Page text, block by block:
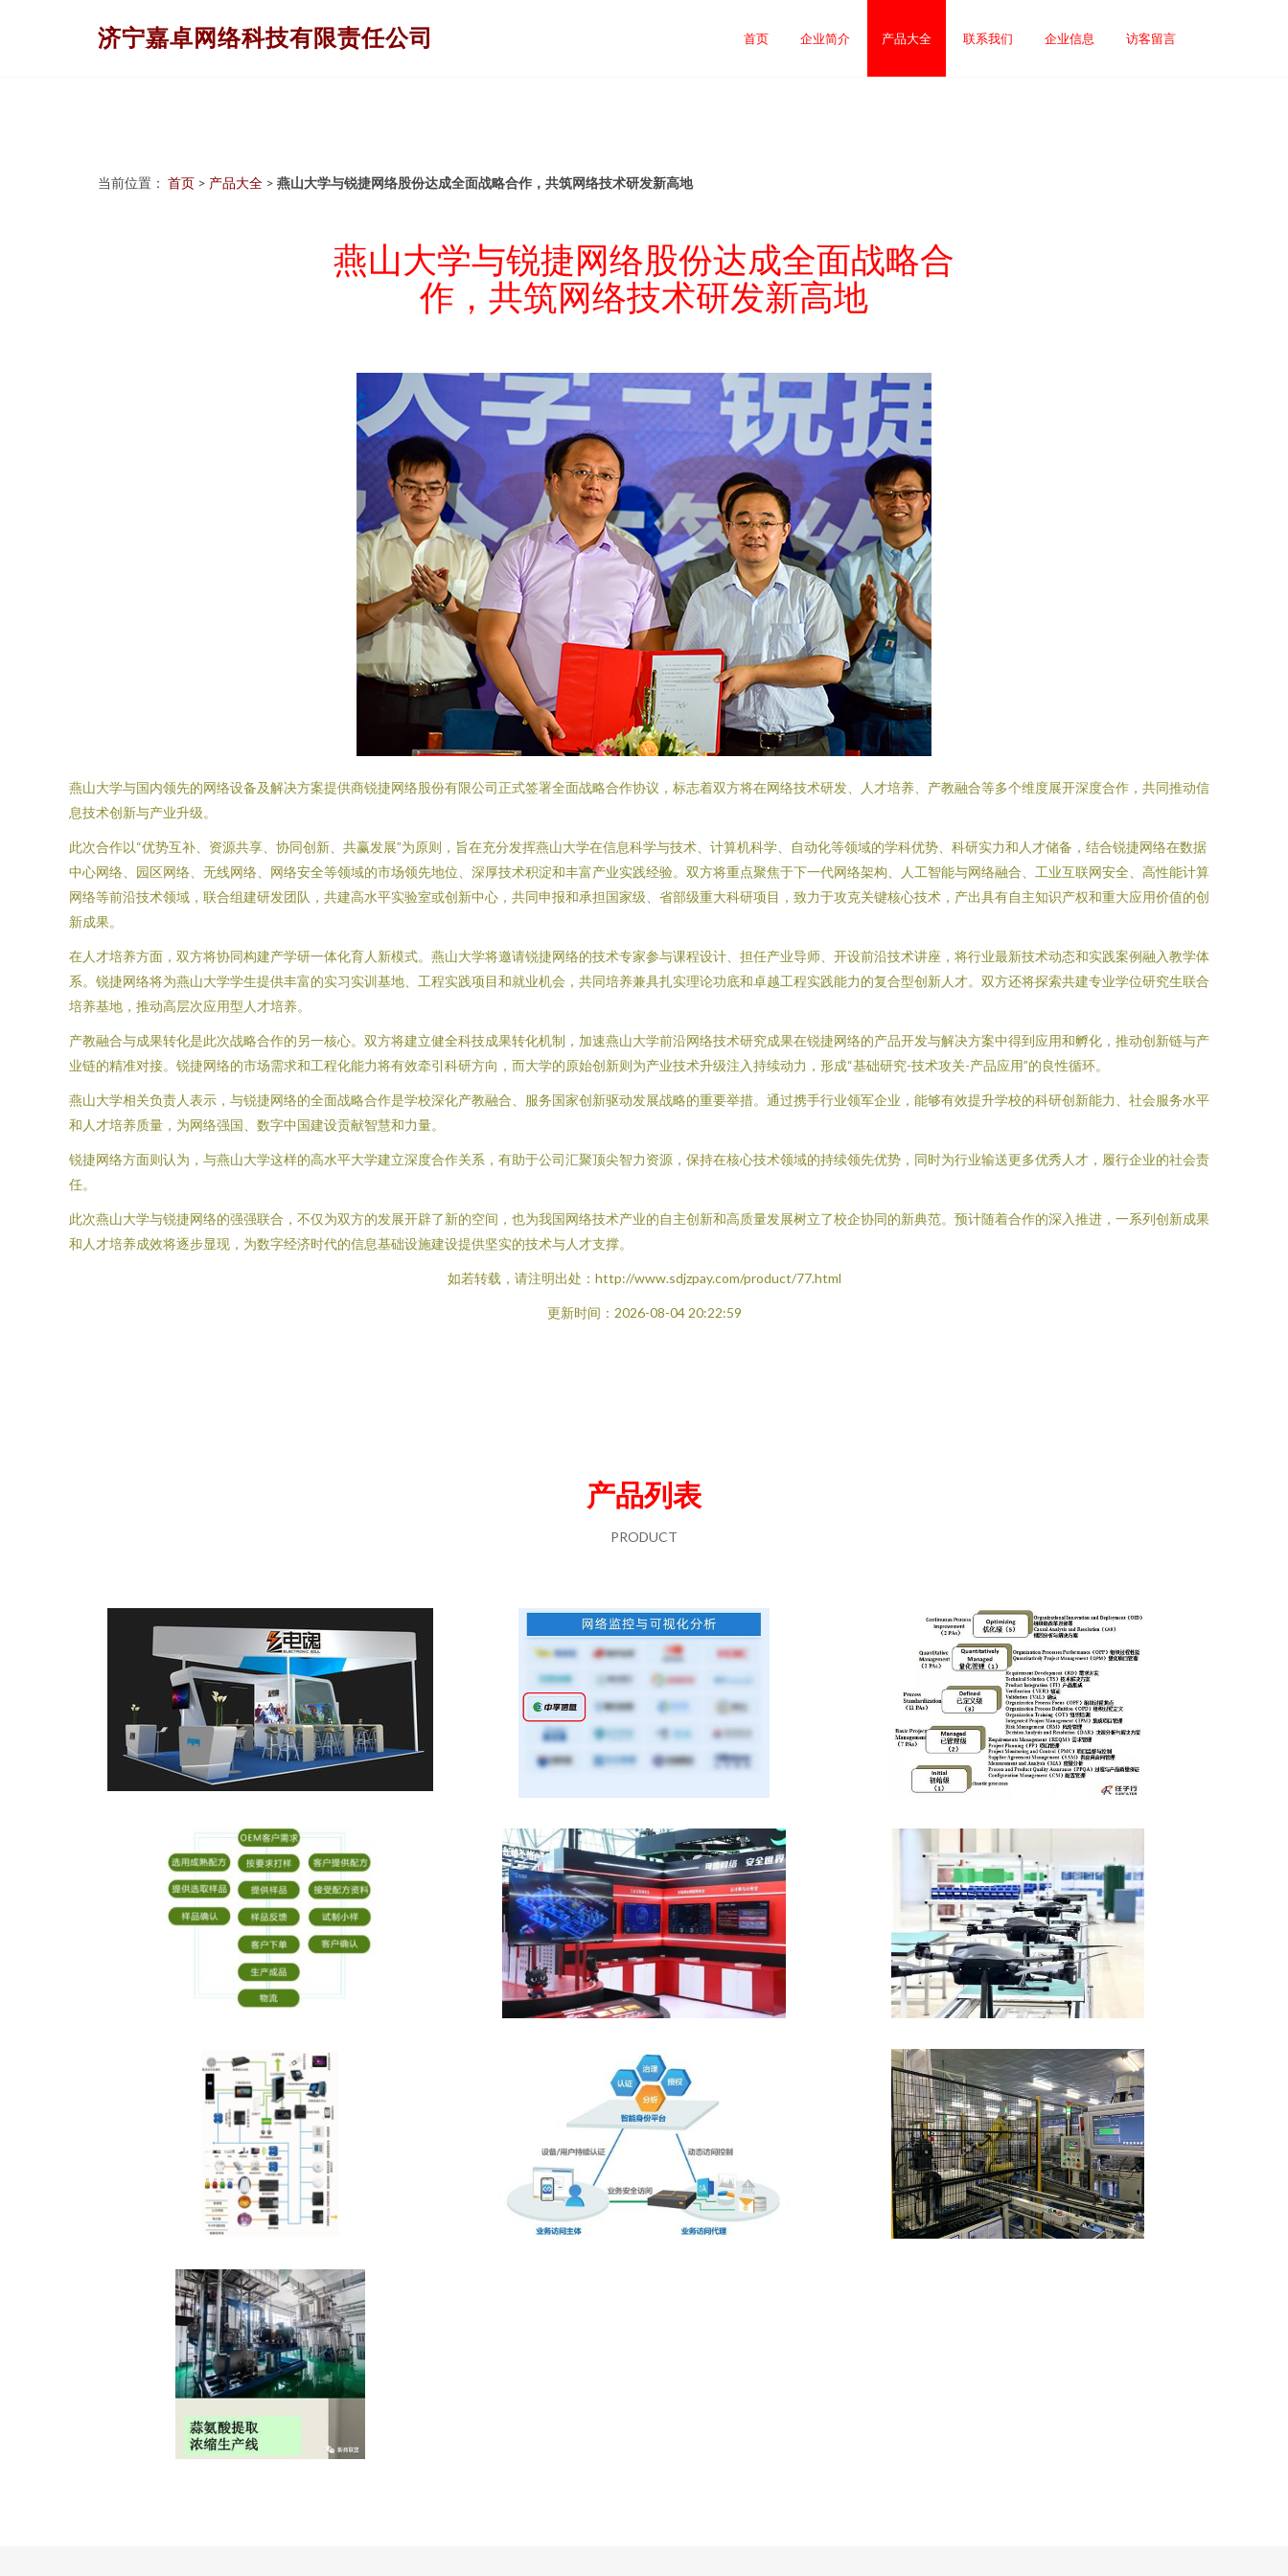
济宁嘉卓网络科技有限责任公司 首页 企业简介 产品大全 联系我们 企业信息 访客留言
当前位置： 首页 > 产品大全 > 燕山大学与锐捷网络股份达成全面战略合作，共筑网络技术研发新高地
燕山大学与锐捷网络股份达成全面战略合
作，共筑网络技术研发新高地
燕山大学与国内领先的网络设备及解决方案提供商锐捷网络股份有限公司正式签署全面战略合作协议，标志着双方将在网络技术研发、人才培养、产教融合等多个维度展开深度合作，共同推动信
息技术创新与产业升级。
此次合作以“优势互补、资源共享、协同创新、共赢发展”为原则，旨在充分发挥燕山大学在信息科学与技术、计算机科学、自动化等领域的学科优势、科研实力和人才储备，结合锐捷网络在数据
中心网络、园区网络、无线网络、网络安全等领域的市场领先地位、深厚技术积淀和丰富产业实践经验。双方将重点聚焦于下一代网络架构、人工智能与网络融合、工业互联网安全、高性能计算
网络等前沿技术领域，联合组建研发团队，共建高水平实验室或创新中心，共同申报和承担国家级、省部级重大科研项目，致力于攻克关键核心技术，产出具有自主知识产权和重大应用价值的创
新成果。
在人才培养方面，双方将协同构建产学研一体化育人新模式。燕山大学将邀请锐捷网络的技术专家参与课程设计、担任产业导师、开设前沿技术讲座，将行业最新技术动态和实践案例融入教学体
系。锐捷网络将为燕山大学学生提供丰富的实习实训基地、工程实践项目和就业机会，共同培养兼具扎实理论功底和卓越工程实践能力的复合型创新人才。双方还将探索共建专业学位研究生联合
培养基地，推动高层次应用型人才培养。
产教融合与成果转化是此次战略合作的另一核心。双方将建立健全科技成果转化机制，加速燕山大学前沿网络技术研究成果在锐捷网络的产品开发与解决方案中得到应用和孵化，推动创新链与产
业链的精准对接。锐捷网络的市场需求和工程化能力将有效牵引科研方向，而大学的原始创新则为产业技术升级注入持续动力，形成“基础研究-技术攻关-产品应用”的良性循环。
燕山大学相关负责人表示，与锐捷网络的全面战略合作是学校深化产教融合、服务国家创新驱动发展战略的重要举措。通过携手行业领军企业，能够有效提升学校的科研创新能力、社会服务水平
和人才培养质量，为网络强国、数字中国建设贡献智慧和力量。
锐捷网络方面则认为，与燕山大学这样的高水平大学建立深度合作关系，有助于公司汇聚顶尖智力资源，保持在核心技术领域的持续领先优势，同时为行业输送更多优秀人才，履行企业的社会责
任。
此次燕山大学与锐捷网络的强强联合，不仅为双方的发展开辟了新的空间，也为我国网络技术产业的自主创新和高质量发展树立了校企协同的新典范。预计随着合作的深入推进，一系列创新成果
和人才培养成效将逐步显现，为数字经济时代的信息基础设施建设提供坚实的技术与人才支撑。
如若转载，请注明出处：http://www.sdjzpay.com/product/77.html
更新时间：2026-08-04 20:22:59
产品列表
PRODUCT